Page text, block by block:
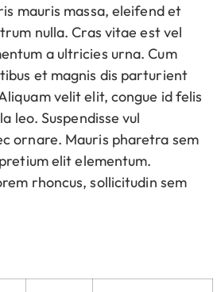
mauris massa, eleifend et
nulla. Cras vitae est vel
a ultricies urna. Cum
et magnis dis parturient
velit elit, congue id felis
leo. Suspendisse vul
ornare. Mauris pharetra sem
elit elementum.
rhoncus, sollicitudin sem